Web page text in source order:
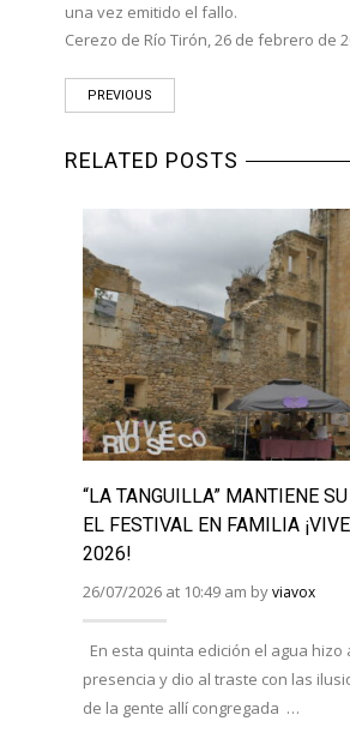
una vez emitido el fallo.
Cerezo de Río Tirón, 26 de febrero de
PREVIOUS
RELATED POSTS
“LA TANGUILLA” MANTIENE
EL FESTIVAL EN FAMILIA
2026!
26/07/2026 at 10:49 am byviavox
En esta quinta edición el agua hizo
presencia y dio al traste con las
de la gente allí congregada …